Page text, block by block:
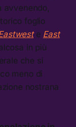
foglio
e East
in più
che si
meno di
nostrana